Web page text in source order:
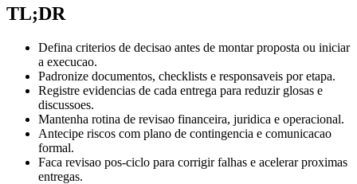
TL;DR
Defina criterios de decisao antes de montar proposta ou iniciar
a execucao.
Padronize documentos, checklists e responsaveis por etapa.
Registre evidencias de cada entrega para reduzir glosas e
discussoes.
Mantenha rotina de revisao financeira, juridica e operacional.
Antecipe riscos com plano de contingencia e comunicacao
formal.
Faca revisao pos-ciclo para corrigir falhas e acelerar proximas
entregas.